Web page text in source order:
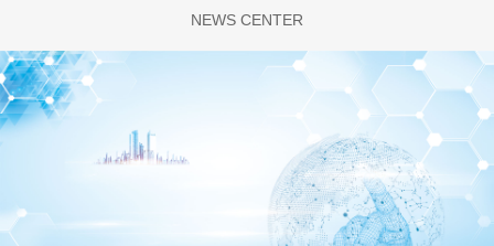
NEWS CENTER